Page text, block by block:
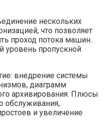
нескольких
что позволяет
проход потока машин.
уровень пропускной
внедрение системы
диаграмм
архивирования. Плюсы
обслуживания,
и увеличение